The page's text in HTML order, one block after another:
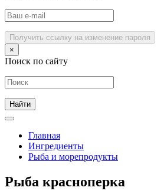
Получить ссылку на изменение пароля
×
Поиск по сайту
Главная
Ингредиенты
Рыба и морепродукты
Рыба красноперка